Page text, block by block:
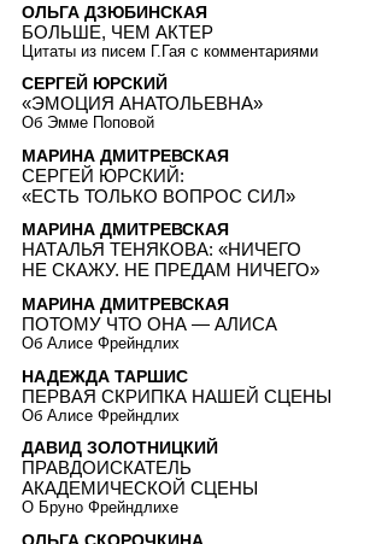
ОЛЬГА ДЗЮБИНСКАЯ
БОЛЬШЕ, ЧЕМ АКТЕР
Цитаты из писем Г.Гая с комментариями
СЕРГЕЙ ЮРСКИЙ
«ЭМОЦИЯ АНАТОЛЬЕВНА»
Об Эмме Поповой
МАРИНА ДМИТРЕВСКАЯ
СЕРГЕЙ ЮРСКИЙ:
«ЕСТЬ ТОЛЬКО ВОПРОС СИЛ»
МАРИНА ДМИТРЕВСКАЯ
НАТАЛЬЯ ТЕНЯКОВА: «НИЧЕГО
НЕ СКАЖУ. НЕ ПРЕДАМ НИЧЕГО»
МАРИНА ДМИТРЕВСКАЯ
ПОТОМУ ЧТО ОНА — АЛИСА
Об Алисе Фрейндлих
НАДЕЖДА ТАРШИС
ПЕРВАЯ СКРИПКА НАШЕЙ СЦЕНЫ
Об Алисе Фрейндлих
ДАВИД ЗОЛОТНИЦКИЙ
ПРАВДОИСКАТЕЛЬ
АКАДЕМИЧЕСКОЙ СЦЕНЫ
О Бруно Фрейндлихе